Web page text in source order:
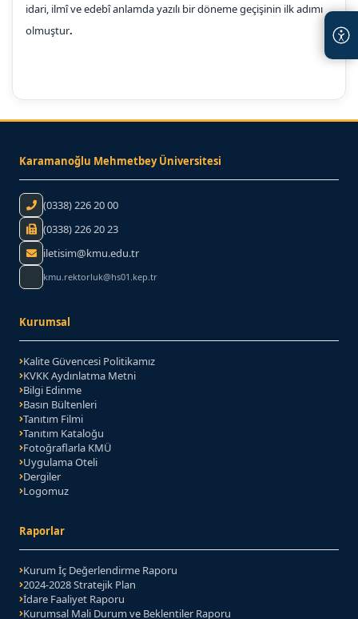
idari, ilmî ve edebî anlamda yazılı bir döneme geçişinin ilk adımı
olmuştur.
Karamanoğlu Mehmetbey Üniversitesi
Telefon:
(0338) 226 20 00
Faks:
(0338) 226 20 23
iletisim@kmu.edu.tr
kmu.rektorluk@hs01.kep.tr
Kurumsal
Kalite Güvencesi Politikamız
KVKK Aydınlatma Metni
Bilgi Edinme
Basın Bültenleri
Tanıtım Filmi
Tanıtım Kataloğu
(PDF belgesi)
Fotoğraflarla KMÜ
Uygulama Oteli
Dergiler
Logomuz
Raporlar
Kurum İç Değerlendirme Raporu
2024-2028 Stratejik Plan
(PDF belgesi)
İdare Faaliyet Raporu
Kurumsal Mali Durum ve Beklentiler Raporu